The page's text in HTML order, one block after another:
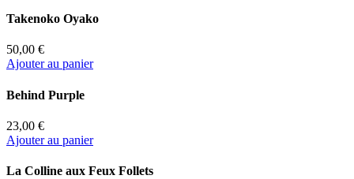
Takenoko Oyako
50,00 €
Ajouter au panier
Behind Purple
23,00 €
Ajouter au panier
La Colline aux Feux Follets